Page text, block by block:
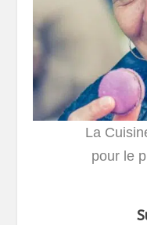
La
pour le